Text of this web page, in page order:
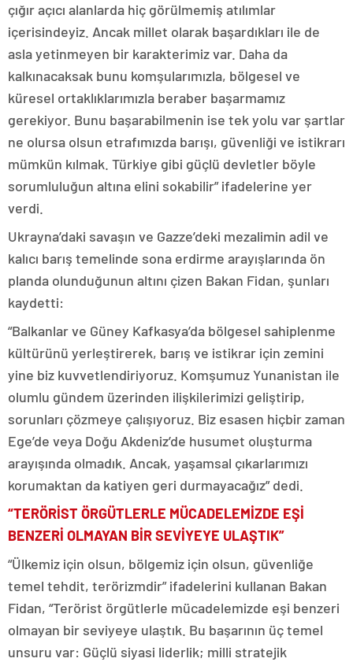
çığır açıcı alanlarda hiç görülmemiş atılımlar
içerisindeyiz. Ancak millet olarak başardıkları ile de
asla yetinmeyen bir karakterimiz var. Daha da
kalkınacaksak bunu komşularımızla, bölgesel ve
küresel ortaklıklarımızla beraber başarmamız
gerekiyor. Bunu başarabilmenin ise tek yolu var şartlar
ne olursa olsun etrafımızda barışı, güvenliği ve istikrarı
mümkün kılmak. Türkiye gibi güçlü devletler böyle
sorumluluğun altına elini sokabilir” ifadelerine yer
verdi.
Ukrayna’daki savaşın ve Gazze’deki mezalimin adil ve
kalıcı barış temelinde sona erdirme arayışlarında ön
planda olunduğunun altını çizen Bakan Fidan, şunları
kaydetti:
“Balkanlar ve Güney Kafkasya’da bölgesel sahiplenme
kültürünü yerleştirerek, barış ve istikrar için zemini
yine biz kuvvetlendiriyoruz. Komşumuz Yunanistan ile
olumlu gündem üzerinden ilişkilerimizi geliştirip,
sorunları çözmeye çalışıyoruz. Biz esasen hiçbir zaman
Ege’de veya Doğu Akdeniz’de husumet oluşturma
arayışında olmadık. Ancak, yaşamsal çıkarlarımızı
korumaktan da katiyen geri durmayacağız” dedi.
“TERÖRİST ÖRGÜTLERLE MÜCADELEMİZDE EŞİ
BENZERİ OLMAYAN BİR SEVİYEYE ULAŞTIK”
“Ülkemiz için olsun, bölgemiz için olsun, güvenliğe
temel tehdit, terörizmdir” ifadelerini kullanan Bakan
Fidan, “Terörist örgütlerle mücadelemizde eşi benzeri
olmayan bir seviyeye ulaştık. Bu başarının üç temel
unsuru var: Güçlü siyasi liderlik; milli stratejik